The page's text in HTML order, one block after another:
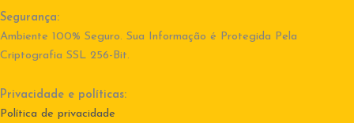
Segurança:
Ambiente 100% Seguro. Sua Informação é Protegida Pela
Criptografia SSL 256-Bit.
Privacidade e políticas:
Política de privacidade